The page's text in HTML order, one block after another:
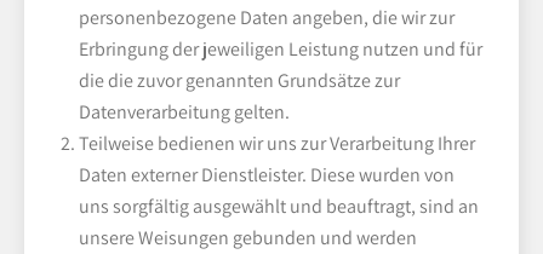
personenbezogene Daten angeben, die wir zur
Erbringung der jeweiligen Leistung nutzen und für
die die zuvor genannten Grundsätze zur
Datenverarbeitung gelten.
Teilweise bedienen wir uns zur Verarbeitung Ihrer
Daten externer Dienstleister. Diese wurden von
uns sorgfältig ausgewählt und beauftragt, sind an
unsere Weisungen gebunden und werden